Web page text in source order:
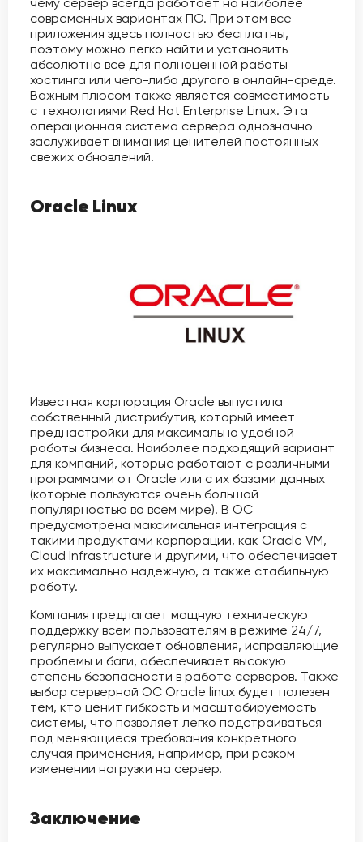
современных вариантах ПО. При этом все
приложения здесь полностью бесплатны,
поэтому можно легко найти и установить
абсолютно все для полноценной работы
хостинга или чего-либо другого в онлайн-среде.
Важным плюсом также является совместимость
с технологиями Red Hat Enterprise Linux. Эта
операционная система сервера однозначно
заслуживает внимания ценителей постоянных
свежих обновлений.
Oracle Linux
Известная корпорация Oracle выпустила
собственный дистрибутив, который имеет
преднастройки для максимально удобной
работы бизнеса. Наиболее подходящий вариант
для компаний, которые работают с различными
программами от Oracle или с их базами данных
(которые пользуются очень большой
популярностью во всем мире). В ОС
предусмотрена максимальная интеграция с
такими продуктами корпорации, как Oracle VM,
Cloud Infrastructure и другими, что обеспечивает
их максимально надежную, а также стабильную
работу.
Компания предлагает мощную техническую
поддержку всем пользователям в режиме 24/7,
регулярно выпускает обновления, исправляющие
проблемы и баги, обеспечивает высокую
степень безопасности в работе серверов. Также
выбор серверной ОС Oracle linux будет полезен
тем, кто ценит гибкость и масштабируемость
системы, что позволяет легко подстраиваться
под меняющиеся требования конкретного
случая применения, например, при резком
изменении нагрузки на сервер.
Заключение